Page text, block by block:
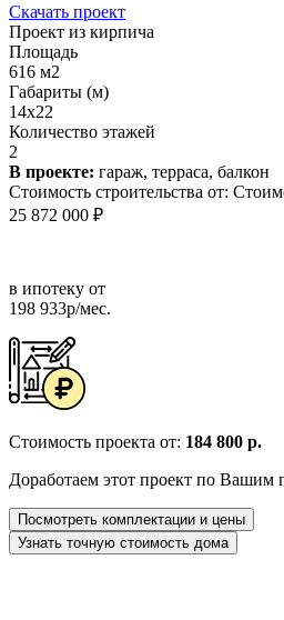
Скачать проект
Проект из кирпича
Площадь
616 м2
Габариты (м)
14x22
Количество этажей
2
В проекте: гараж, терраса, балкон
Стоимость строительства от:
25 872 000 ₽
в ипотеку от
198 933р/мес.
Стоимость проекта от: 184 800 р.
Доработаем этот проект по Вашим
Посмотреть комплектации и цены
Узнать точную стоимость дома